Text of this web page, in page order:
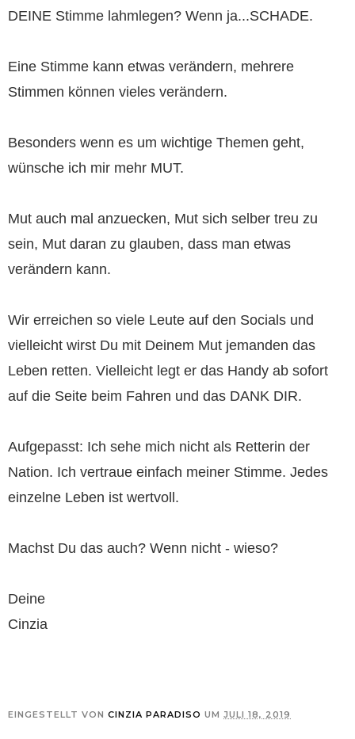
DEINE Stimme lahmlegen? Wenn ja...SCHADE.
Eine Stimme kann etwas verändern, mehrere
Stimmen können vieles verändern.
Besonders wenn es um wichtige Themen geht,
wünsche ich mir mehr MUT.
Mut auch mal anzuecken, Mut sich selber treu zu
sein, Mut daran zu glauben, dass man etwas
verändern kann.
Wir erreichen so viele Leute auf den Socials und
vielleicht wirst Du mit Deinem Mut jemanden das
Leben retten. Vielleicht legt er das Handy ab sofort
auf die Seite beim Fahren und das DANK DIR.
Aufgepasst: Ich sehe mich nicht als Retterin der
Nation. Ich vertraue einfach meiner Stimme. Jedes
einzelne Leben ist wertvoll.
Machst Du das auch? Wenn nicht - wieso?
Deine
Cinzia
EINGESTELLT VON CINZIA PARADISO UM JULI 18, 2019